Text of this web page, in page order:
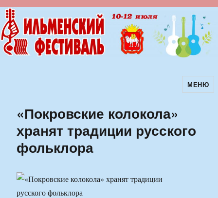
Ильменский фестиваль авторскойМЕНЮ
«Покровские колокола»
хранят традиции русского
фольклора